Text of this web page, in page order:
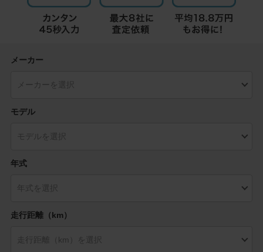
メーカー
モデル
年式
走行距離（km）